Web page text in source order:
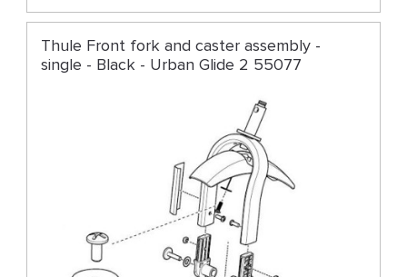
Thule Front fork and caster assembly -
single - Black - Urban Glide 2 55077